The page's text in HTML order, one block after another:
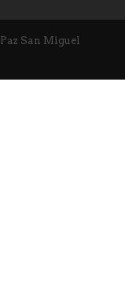
San Miguel